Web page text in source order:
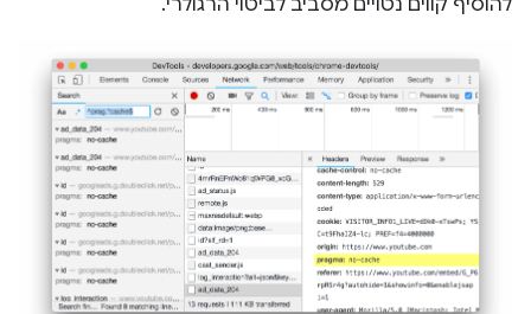
להוסיף קווים נטויים מסביב לביטוי הרגולרי.